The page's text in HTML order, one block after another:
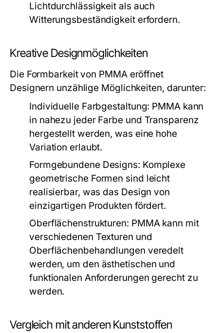
Lichtdurchlässigkeit als auch
Witterungsbeständigkeit erfordern.
Kreative Designmöglichkeiten
Die Formbarkeit von PMMA eröffnet
Designern unzählige Möglichkeiten, darunter:
Individuelle Farbgestaltung: PMMA kann
in nahezu jeder Farbe und Transparenz
hergestellt werden, was eine hohe
Variation erlaubt.
Formgebundene Designs: Komplexe
geometrische Formen sind leicht
realisierbar, was das Design von
einzigartigen Produkten fördert.
Oberflächenstrukturen: PMMA kann mit
verschiedenen Texturen und
Oberflächenbehandlungen veredelt
werden, um den ästhetischen und
funktionalen Anforderungen gerecht zu
werden.
Vergleich mit anderen Kunststoffen